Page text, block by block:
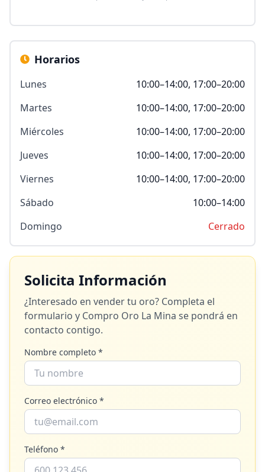
Horarios
Lunes
10:00–14:00, 17:00–20:00
Martes
10:00–14:00, 17:00–20:00
Miércoles
10:00–14:00, 17:00–20:00
Jueves
10:00–14:00, 17:00–20:00
Viernes
10:00–14:00, 17:00–20:00
Sábado
10:00–14:00
Domingo
Cerrado
Solicita Información
¿Interesado en vender tu oro? Completa el
formulario y Compro Oro La Mina se pondrá en
contacto contigo.
Nombre completo *
Correo electrónico *
Teléfono *